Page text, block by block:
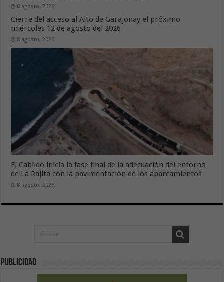
8 agosto, 2026
Cierre del acceso al Alto de Garajonay el próximo
miércoles 12 de agosto del 2026
8 agosto, 2026
El Cabildo inicia la fase final de la adecuación del entorno
de La Rajita con la pavimentación de los aparcamientos
8 agosto, 2026
Publicidad